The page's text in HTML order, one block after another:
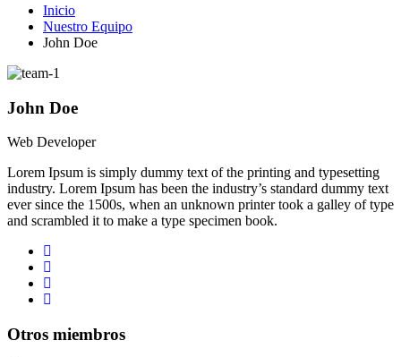
Inicio
Nuestro Equipo
John Doe
John Doe
Web Developer
Lorem Ipsum is simply dummy text of the printing and typesetting
industry. Lorem Ipsum has been the industry’s standard dummy text
ever since the 1500s, when an unknown printer took a galley of type
and scrambled it to make a type specimen book.
Otros miembros